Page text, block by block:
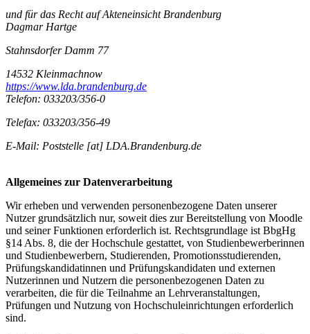
und für das Recht auf Akteneinsicht Brandenburg
Dagmar Hartge
Stahnsdorfer Damm 77
14532 Kleinmachnow
https://www.lda.brandenburg.de
Telefon: 033203/356-0
Telefax: 033203/356-49
E-Mail: Poststelle [at] LDA.Brandenburg.de
Allgemeines zur Datenverarbeitung
Wir erheben und verwenden personenbezogene Daten unserer
Nutzer grundsätzlich nur, soweit dies zur Bereitstellung von Moodle
und seiner Funktionen erforderlich ist. Rechtsgrundlage ist BbgHg
§14 Abs. 8, die der Hochschule gestattet, von Studienbewerberinnen
und Studienbewerbern, Studierenden, Promotionsstudierenden,
Prüfungskandidatinnen und Prüfungskandidaten und externen
Nutzerinnen und Nutzern die personenbezogenen Daten zu
verarbeiten, die für die Teilnahme an Lehrveranstaltungen,
Prüfungen und Nutzung von Hochschuleinrichtungen erforderlich
sind.